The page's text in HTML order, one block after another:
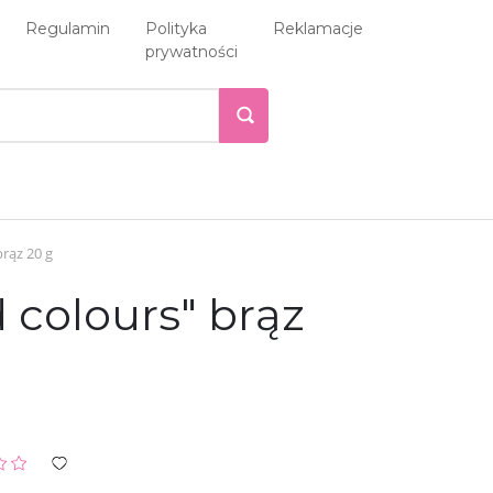
Regulamin
Polityka
prywatności
Reklamacje
20 g
colours" brąz